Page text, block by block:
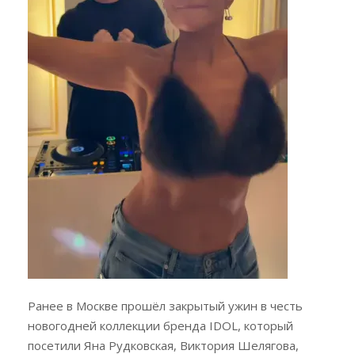
Ранее в Москве прошёл закрытый ужин в честь
новогодней коллекции бренда IDOL, который
посетили Яна Рудковская, Виктория Шелягова,